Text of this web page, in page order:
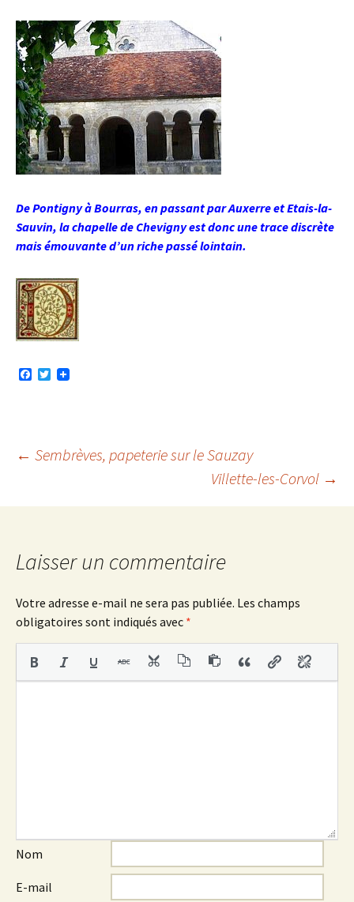
De Pontigny à Bourras, en passant par Auxerre et Etais-la-
Sauvin, la chapelle de Chevigny est donc une trace discrète
mais émouvante d’un riche passé lointain.
o
k
T
r
Navigation
des
articles
← Sembrèves, papeterie sur le Sauzay
Villette-les-Corvol →
Laisser un commentaire
Votre adresse e-mail ne sera pas publiée. Les champs
obligatoires sont indiqués avec *
Nom
E-mail